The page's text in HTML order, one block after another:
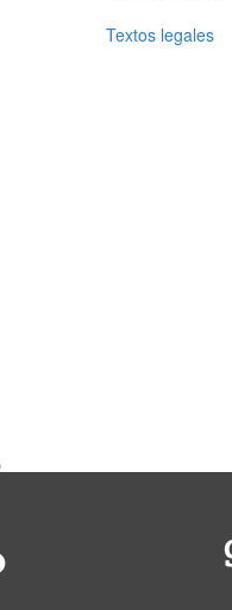
Textos legales